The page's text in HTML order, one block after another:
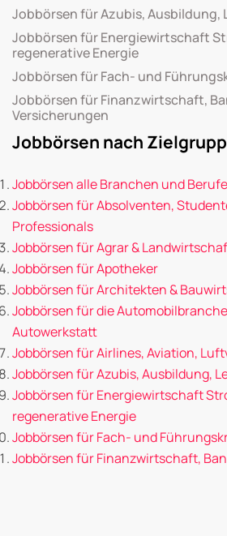
Jobbörsen für Azubis, Ausbildung,
Jobbörsen für Energiewirtschaft
regenerative Energie
Jobbörsen für Fach- und
Jobbörsen für Finanzwirtschaft,
Versicherungen
Jobbörsen nach
Jobbörsen alle Branchen und Berufe
Jobbörsen für Absolventen,
Professionals
Jobbörsen für Agrar &
Jobbörsen für Apotheker
Jobbörsen für Architekten &
Jobbörsen für die
Autowerkstatt
Jobbörsen für Airlines, Aviation,
Jobbörsen für Azubis, Ausbildung,
Jobbörsen für Energiewirtschaft
regenerative Energie
Jobbörsen für Fach- und
Jobbörsen für Finanzwirtschaft,